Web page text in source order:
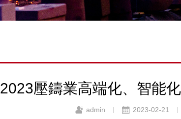
2023壓鑄業高端化、智能
admin 2023-02-21